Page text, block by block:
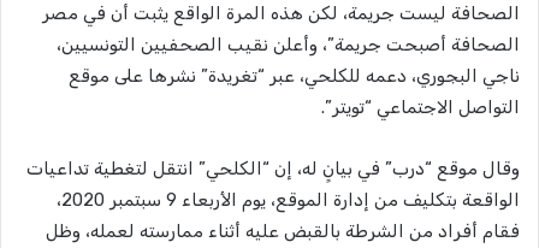
الصحافة ليست جريمة، لكن هذه المرة الواقع يثبت أن في مصر
الصحافة أصبحت جريمة”، وأعلن نقيب الصحفيين التونسيين،
ناجي البجوري، دعمه للكلحي، عبر “تغريدة” نشرها على موقع
التواصل الاجتماعي “تويتر”.
وقال موقع “درب” في بيانٍ له، إن “الكلحي” انتقل لتغطية تداعيات
الواقعة بتكليف من إدارة الموقع، يوم الأربعاء 9 سبتمبر 2020،
فقام أفراد من الشرطة بالقبض عليه أثناء ممارسته لعمله، وظل